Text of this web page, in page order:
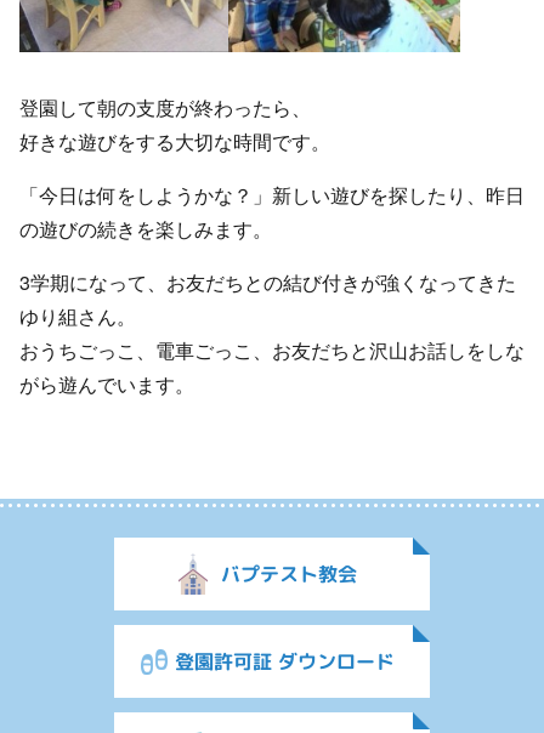
登園して朝の支度が終わったら、
好きな遊びをする大切な時間です。
「今日は何をしようかな？」新しい遊びを探したり、昨日
の遊びの続きを楽しみます。
3学期になって、お友だちとの結び付きが強くなってきた
ゆり組さん。
おうちごっこ、電車ごっこ、お友だちと沢山お話しをしな
がら遊んでいます。
バプテスト教会
登園許可証 ダウンロード